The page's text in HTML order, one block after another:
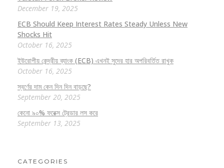
December 19, 2025
ECB Should Keep Interest Rates Steady Unless New
Shocks Hit
October 16, 2025
ইউরোপীয় কেন্দ্রীয় ব্যাংক (ECB) এখনই সুদের হার অপরিবর্তিত রাখুক
October 16, 2025
স্বর্ণের দাম কেন দিন দিন বাড়ছে?
September 20, 2025
কেনো ৯০% ফরেক্স ট্রেডার লস করে
September 13, 2025
CATEGORIES